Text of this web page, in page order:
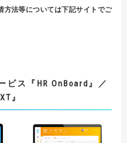
方法等については下記サイトでご
ビス 『HROnBoard 』
／
』